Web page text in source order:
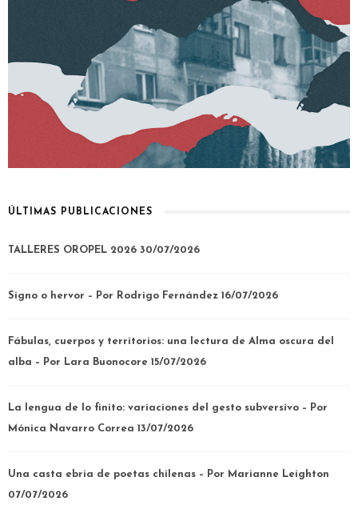
ÚLTIMAS PUBLICACIONES
TALLERES OROPEL 2026 30/07/2026
Signo o hervor – Por Rodrigo Fernández 16/07/2026
Fábulas, cuerpos y territorios: una lectura de Alma oscura del
alba – Por Lara Buonocore 15/07/2026
La lengua de lo finito: variaciones del gesto subversivo – Por
Mónica Navarro Correa 13/07/2026
Una casta ebria de poetas chilenas – Por Marianne Leighton
07/07/2026